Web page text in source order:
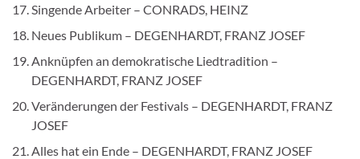
Singende Arbeiter – CONRADS, HEINZ
Neues Publikum – DEGENHARDT, FRANZ JOSEF
Anknüpfen an demokratische Liedtradition –
DEGENHARDT, FRANZ JOSEF
Veränderungen der Festivals – DEGENHARDT, FRANZ
JOSEF
Alles hat ein Ende – DEGENHARDT, FRANZ JOSEF